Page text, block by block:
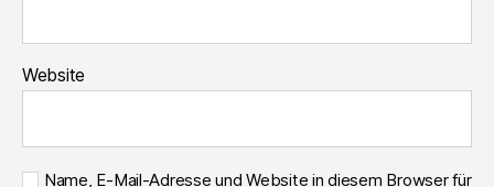
Website
Name, E-Mail-Adresse und Website in diesem Browser für